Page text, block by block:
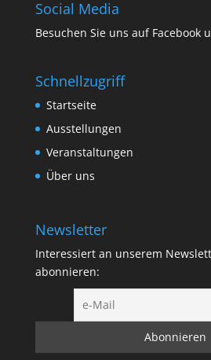
Social Media
Besuchen Sie uns auf Facebook
Schnellzugriff
Startseite
Ausstellungen
Veranstaltungen
Über uns
Newsletter
Interessiert an unserem
abonnieren: